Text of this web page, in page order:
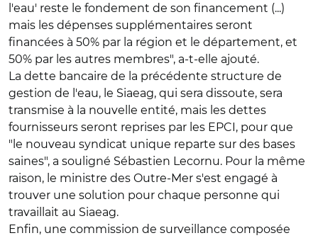
l'eau' reste le fondement de son financement (...)
mais les dépenses supplémentaires seront
financées à 50% par la région et le département, et
50% par les autres membres", a-t-elle ajouté.
La dette bancaire de la précédente structure de
gestion de l'eau, le Siaeag, qui sera dissoute, sera
transmise à la nouvelle entité, mais les dettes
fournisseurs seront reprises par les EPCI, pour que
"le nouveau syndicat unique reparte sur des bases
saines", a souligné Sébastien Lecornu. Pour la même
raison, le ministre des Outre-Mer s'est engagé à
trouver une solution pour chaque personne qui
travaillait au Siaeag.
Enfin, une commission de surveillance composée